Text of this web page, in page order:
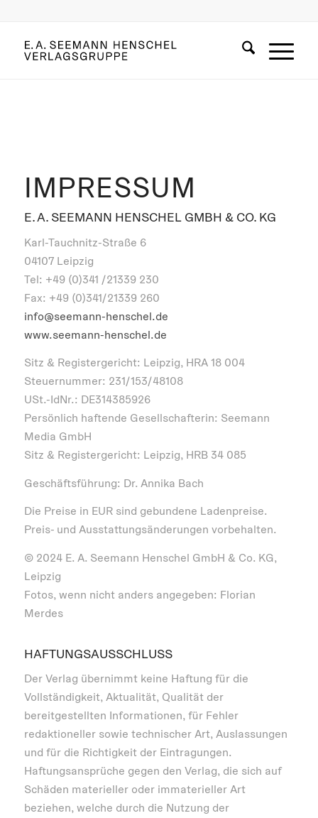
IMPRESSUM
E. A. SEEMANN HENSCHEL GMBH & CO. KG
Karl-Tauchnitz-Straße 6
04107 Leipzig
Tel: +49 (0)341 /21339 230
Fax: +49 (0)341/21339 260
info@seemann-henschel.de
www.seemann-henschel.de
Sitz & Registergericht: Leipzig, HRA 18 004
Steuernummer: 231/153/48108
USt.-IdNr.: DE314385926
Persönlich haftende Gesellschafterin: Seemann
Media GmbH
Sitz & Registergericht: Leipzig, HRB 34 085
Geschäftsführung: Dr. Annika Bach
Die Preise in EUR sind gebundene Ladenpreise.
Preis- und Ausstattungsänderungen vorbehalten.
© 2024 E. A. Seemann Henschel GmbH & Co. KG,
Leipzig
Fotos, wenn nicht anders angegeben: Florian
Merdes
HAFTUNGSAUSSCHLUSS
Der Verlag übernimmt keine Haftung für die
Vollständigkeit, Aktualität, Qualität der
bereitgestellten Informationen, für Fehler
redaktioneller sowie technischer Art, Auslassungen
und für die Richtigkeit der Eintragungen.
Haftungsansprüche gegen den Verlag, die sich auf
Schäden materieller oder immaterieller Art
beziehen, welche durch die Nutzung der